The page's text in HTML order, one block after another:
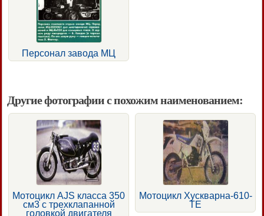
Персонал завода МЦ
Другие фотографии с похожим наименованием:
Мотоцикл AJS класса 350
см3 с трехклапанной
головкой двигателя
Мотоцикл Хускварна-610-
ТЕ